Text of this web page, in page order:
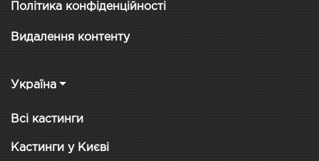
Політика конфіденційності
Видалення контенту
Україна
Всі кастинги
Кастинги у Києві